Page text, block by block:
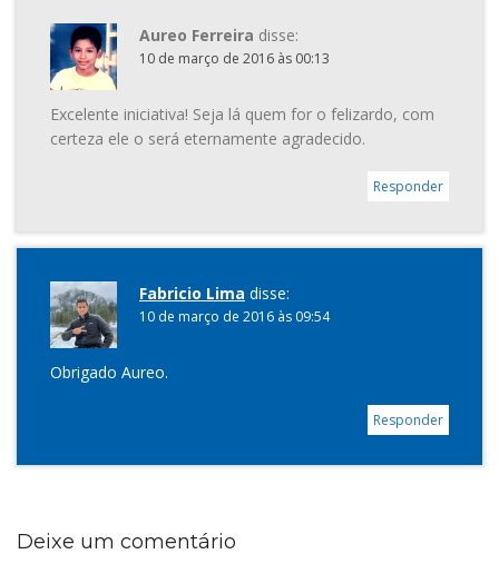
Aureo Ferreira disse:
10 de março de 2016 às 00:13
Excelente iniciativa! Seja lá quem for o felizardo, com
certeza ele o será eternamente agradecido.
Responder
Fabricio Lima disse:
10 de março de 2016 às 09:54
Obrigado Aureo.
Responder
Deixe um comentário